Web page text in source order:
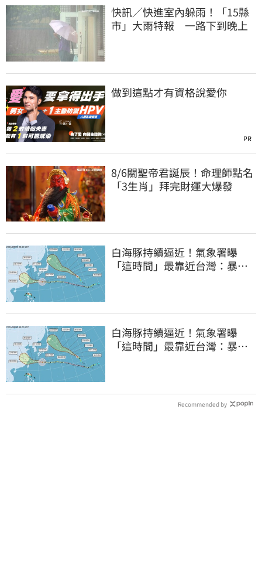
快訊／快進室內躲雨！「15縣
市」大雨特報 一路下到晚上
做到這點才有資格說愛你
PR
8/6關聖帝君誕辰！命理師點名
「3生肖」拜完財運大爆發
白海豚持續逼近！氣象署曝
「這時間」最靠近台灣：暴風
白海豚持續逼近！氣象署曝
「這時間」最靠近台灣：暴風
Recommended by